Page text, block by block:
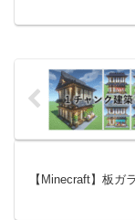
【Minecraft】板ガ